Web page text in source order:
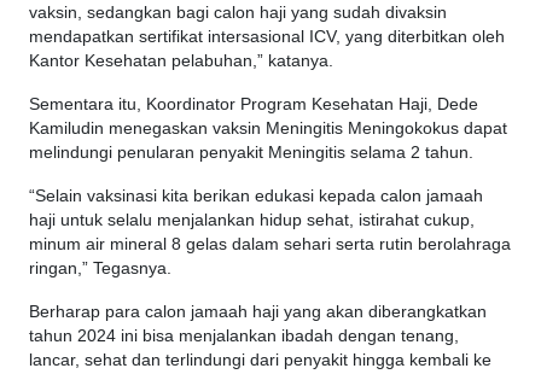
vaksin, sedangkan bagi calon haji yang sudah divaksin
mendapatkan sertifikat intersasional ICV, yang diterbitkan oleh
Kantor Kesehatan pelabuhan,” katanya.
Sementara itu, Koordinator Program Kesehatan Haji, Dede
Kamiludin menegaskan vaksin Meningitis Meningokokus dapat
melindungi penularan penyakit Meningitis selama 2 tahun.
“Selain vaksinasi kita berikan edukasi kepada calon jamaah
haji untuk selalu menjalankan hidup sehat, istirahat cukup,
minum air mineral 8 gelas dalam sehari serta rutin berolahraga
ringan,” Tegasnya.
Berharap para calon jamaah haji yang akan diberangkatkan
tahun 2024 ini bisa menjalankan ibadah dengan tenang,
lancar, sehat dan terlindungi dari penyakit hingga kembali ke